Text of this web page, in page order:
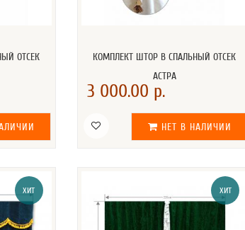
ОТСЕК
КОМПЛЕКТ ШТОР В СПАЛЬНЫЙ ОТСЕК
АСТРА
3 000.00 р.
НЕТ В НАЛИЧИИ
ХИТ ХИТ